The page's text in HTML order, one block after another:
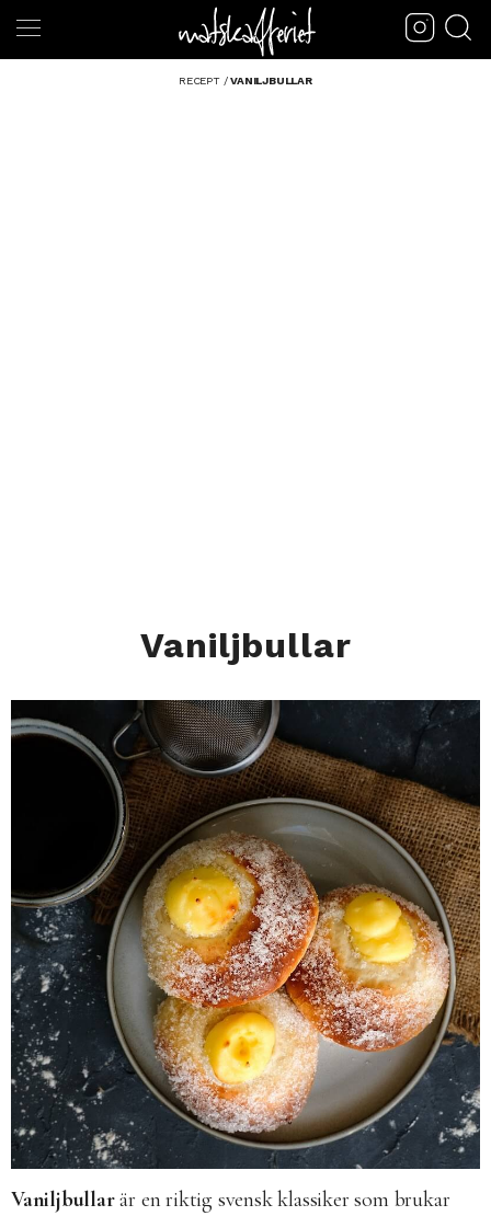
RECEPT/VANILJBULLAR
Vaniljbullar
Vaniljbullarär en riktig svensk klassiker som brukar